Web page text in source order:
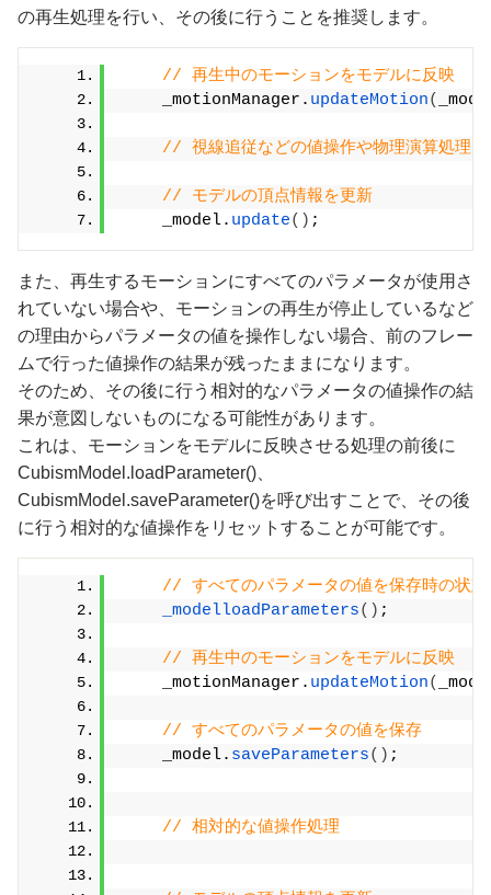
の再生処理を行い、その後に行うことを推奨します。
// 再生中のモーションをモデルに反映
    _motionManager.
updateMotion(
// 視線追従などの値操作や物理演算処理
// モデルの頂点情報を更新
    _model.
update() ;
また、再生するモーションにすべてのパラメータが使用さ
れていない場合や、モーションの再生が停止しているなど
の理由からパラメータの値を操作しない場合、前のフレー
ムで行った値操作の結果が残ったままになります。
そのため、その後に行う相対的なパラメータの値操作の結
果が意図しないものになる可能性があります。
これは、モーションをモデルに反映させる処理の前後に
CubismModel.loadParameter()、
CubismModel.saveParameter()を呼び出すことで、その後
に行う相対的な値操作をリセットすることが可能です。
// すべてのパラメータの値を保存時の状態
_modelloadParameters() ;
// 再生中のモーションをモデルに反映
    _motionManager.
updateMotion(
// すべてのパラメータの値を保存
    _model.
saveParameters() ;
// 相対的な値操作処理